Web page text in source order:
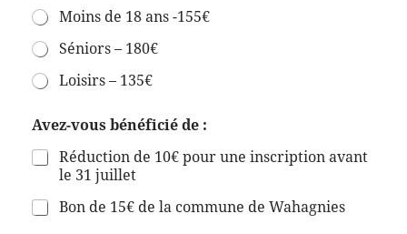
Moins de 18 ans -155€
Séniors – 180€
Loisirs – 135€
Avez-vous bénéficié de :
Réduction de 10€ pour une inscription avant
le 31 juillet
Bon de 15€ de la commune de Wahagnies